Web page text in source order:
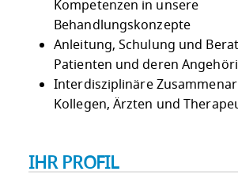
Kompetenzen in unsere
Behandlungskonzepte
Anleitung, Schulung und
Patienten und deren
Interdisziplinäre
Kollegen, Ärzten und
IHR PROFIL